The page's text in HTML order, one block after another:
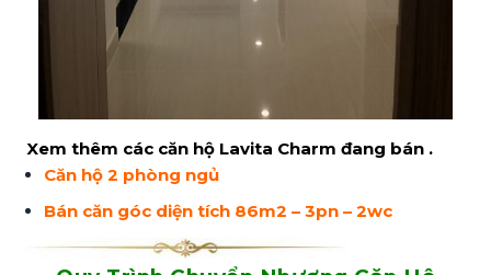
Xem thêm các căn hộ Lavita Charm đang bán .
Căn hộ 2 phòng ngủ
Bán căn góc diện tích 86m2 – 3pn – 2wc